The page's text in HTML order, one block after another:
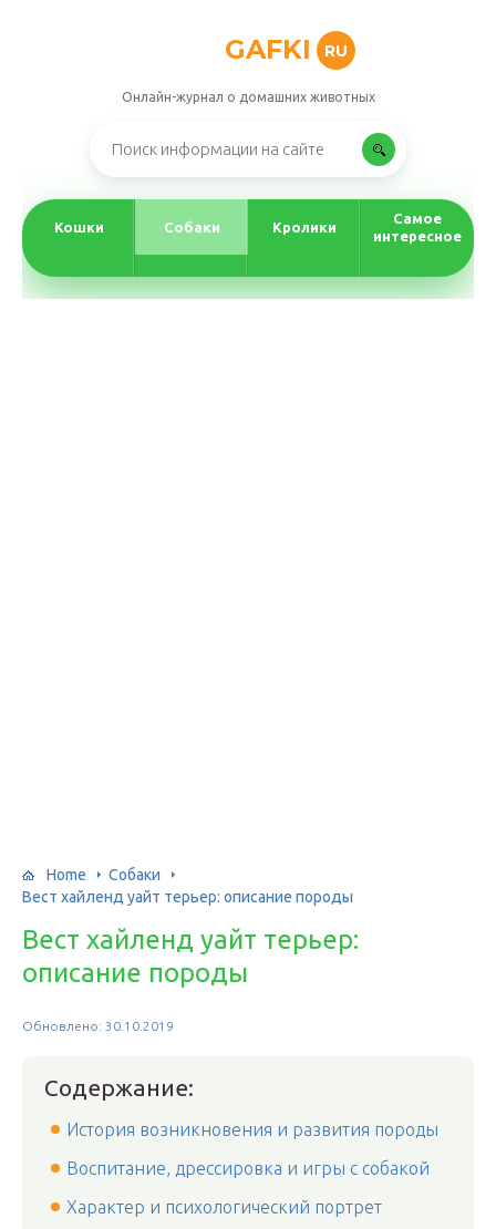
GAFKI RU
Онлайн-журнал о домашних животных
Кошки Собаки Кролики
Самое
интересное
Home
Собаки
Вест хайленд уайт терьер: описание породы
Вест хайленд уайт терьер:
описание породы
Обновлено: 30.10.2019
Содержание:
История возникновения и развития породы
Воспитание, дрессировка и игры с собакой
Характер и психологический портрет